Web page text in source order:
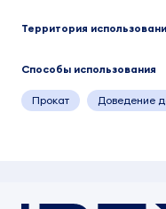
Территория
Способы использования
Прокат Доведение